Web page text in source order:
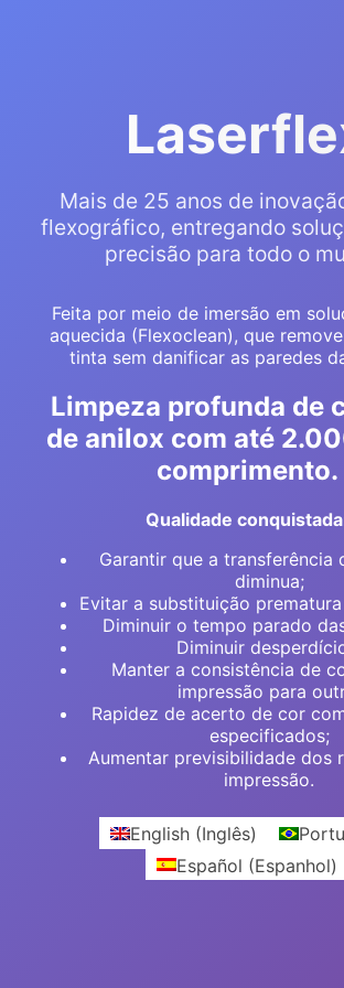
Mais de 25 anos de
flexográfico, entregando
precisão para todo o
Feita por meio de imersão em
aquecida (Flexoclean), que
tinta sem danificar as paredes
Limpeza profunda de
de anilox com até
comprimento.
Qualidade
Garantir que a transferência
diminua;
Evitar a substituição
Diminuir o tempo parado
Diminuir
Manter a consistência de
impressão para
Rapidez de acerto de cor
especificados;
Aumentar previsibilidade dos
impressão.
English(Inglês)
Español (Espanhol)